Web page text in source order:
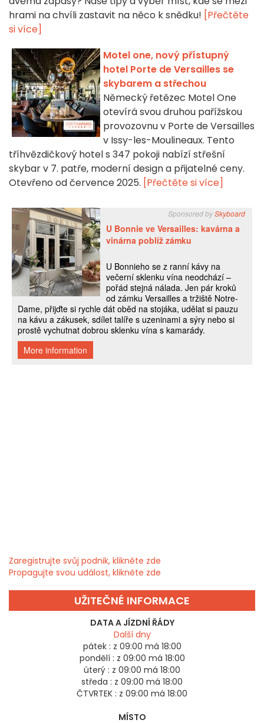
hrami na chvíli zastavit na něco k snědku! [Přečtěte
si více]
Motel one, nový přístupný
hotel Porte de Versailles se
skybarem a střechou
Německý řetězec Motel One
otevírá svou druhou pařížskou
provozovnu v Porte de Versailles
v Issy-les-Moulineaux. Tento
tříhvězdičkový hotel s 347 pokoji nabízí střešní
skybar v 7. patře, moderní design a přijatelné ceny.
Otevřeno od července 2025. [Přečtěte si více]
Zaregistrujte svůj podnik, klikněte zde
Propagujte svou událost, klikněte zde
UŽITEČNÉ INFORMACE
DATA A JÍZDNÍ ŘÁDY
Další dny
pátek : z 09:00 má 18:00
pondělí : z 09:00 má 18:00
úterý : z 09:00 má 18:00
středa : z 09:00 má 18:00
ČTVRTEK : z 09:00 má 18:00
MÍSTO